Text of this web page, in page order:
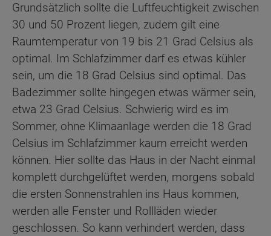
Grundsätzlich sollte die Luftfeuchtigkeit zwischen
30 und 50 Prozent liegen, zudem gilt eine
Raumtemperatur von 19 bis 21 Grad Celsius als
optimal. Im Schlafzimmer darf es etwas kühler
sein, um die 18 Grad Celsius sind optimal. Das
Badezimmer sollte hingegen etwas wärmer sein,
etwa 23 Grad Celsius. Schwierig wird es im
Sommer, ohne Klimaanlage werden die 18 Grad
Celsius im Schlafzimmer kaum erreicht werden
können. Hier sollte das Haus in der Nacht einmal
komplett durchgelüftet werden, morgens sobald
die ersten Sonnenstrahlen ins Haus kommen,
werden alle Fenster und Rollläden wieder
geschlossen. So kann verhindert werden, dass